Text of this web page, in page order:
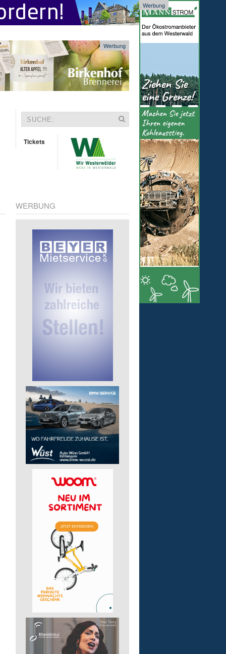
Werbung
Werbung
Tickets
WERBUNG